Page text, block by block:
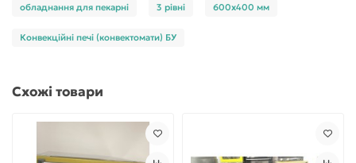
обладнання для пекарні 3 рівні 600x400 мм
Конвекційні печі (конвектомати) БУ
Схожі товари